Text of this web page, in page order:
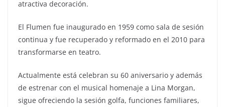
atractiva decoración.
El Flumen fue inaugurado en 1959 como sala de sesión
continua y fue recuperado y reformado en el 2010 para
transformarse en teatro.
Actualmente está celebran su 60 aniversario y además
de estrenar con el musical homenaje a Lina Morgan,
sigue ofreciendo la sesión golfa, funciones familiares,